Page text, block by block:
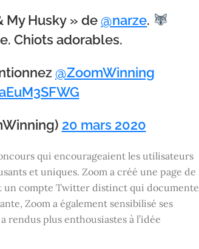
My Husky » de @narze.
Chiots adorables.
@ZoomWinning
20 mars 2020
qui encourageaient les utilisateurs
et uniques. Zoom a créé une page de
un compte Twitter distinct qui documente
Zoom a également sensibilisé ses
plus enthousiastes à l’idée